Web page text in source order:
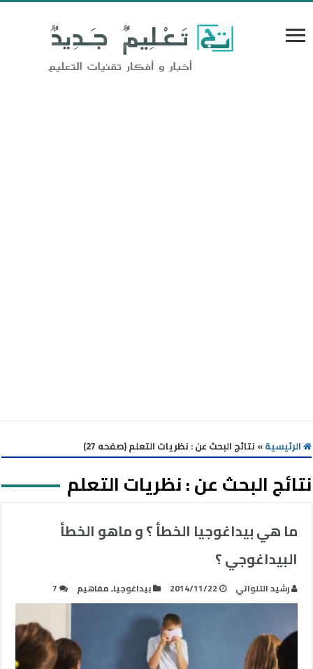
الرئيسية» نتائج البحث عن : نظريات التعلم (صفحه 27)
نتائج البحث عن :نظريات التعلم
ما هي بيداغوجيا الخطأ ؟ و ماهو الخطأ
البيداغوجي ؟
رشيد التلواتي 2014/11/22 بيداغوجيا,مفاهيم 7